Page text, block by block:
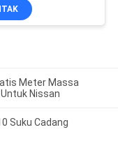
Meter Massa
Nissan
Suku Cadang